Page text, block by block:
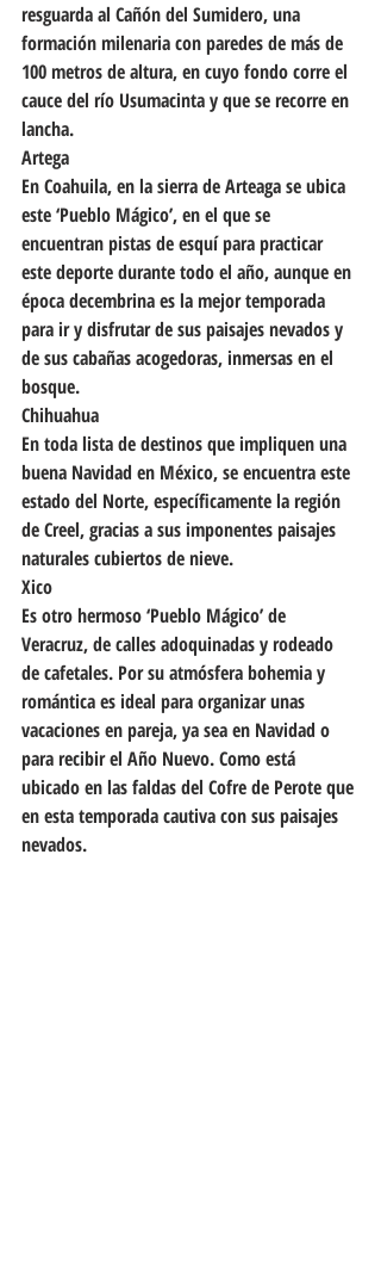
resguarda al Cañón del Sumidero, una
formación milenaria con paredes de más de
100 metros de altura, en cuyo fondo corre el
cauce del río Usumacinta y que se recorre en
lancha.
Artega
En Coahuila, en la sierra de Arteaga se ubica
este ‘Pueblo Mágico’, en el que se
encuentran pistas de esquí para practicar
este deporte durante todo el año, aunque en
época decembrina es la mejor temporada
para ir y disfrutar de sus paisajes nevados y
de sus cabañas acogedoras, inmersas en el
bosque.
Chihuahua
En toda lista de destinos que impliquen una
buena Navidad en México, se encuentra este
estado del Norte, específicamente la región
de Creel, gracias a sus imponentes paisajes
naturales cubiertos de nieve.
Xico
Es otro hermoso ‘Pueblo Mágico’ de
Veracruz, de calles adoquinadas y rodeado
de cafetales. Por su atmósfera bohemia y
romántica es ideal para organizar unas
vacaciones en pareja, ya sea en Navidad o
para recibir el Año Nuevo. Como está
ubicado en las faldas del Cofre de Perote que
en esta temporada cautiva con sus paisajes
nevados.